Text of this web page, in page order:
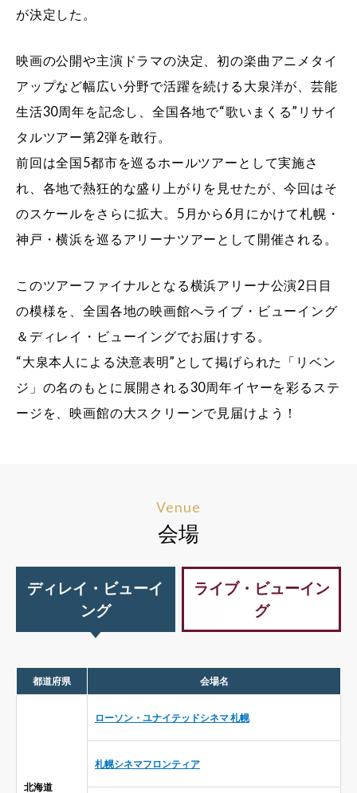
が決定した。
映画の公開や主演ドラマの決定、初の楽曲アニメタイ
アップなど幅広い分野で活躍を続ける大泉洋が、芸能
生活30周年を記念し、全国各地で“歌いまくる”リサイ
タルツアー第2弾を敢行。
前回は全国5都市を巡るホールツアーとして実施さ
れ、各地で熱狂的な盛り上がりを見せたが、今回はそ
のスケールをさらに拡大。5月から6月にかけて札幌・
神戸・横浜を巡るアリーナツアーとして開催される。
このツアーファイナルとなる横浜アリーナ公演2日目
の模様を、全国各地の映画館へライブ・ビューイング
＆ディレイ・ビューイングでお届けする。
“大泉本人による決意表明”として掲げられた「リベン
ジ」の名のもとに展開される30周年イヤーを彩るステ
ージを、映画館の大スクリーンで見届けよう！
Venue
会場
ディレイ・ビューイ
ング
ライブ・ビューイン
グ
都道府県 会場名
北海道
ローソン・ユナイテッドシネマ 札幌
札幌シネマフロンティア